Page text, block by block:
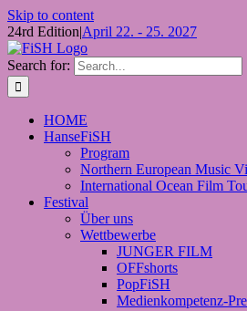
Skip to content
24rd Edition|April 22. - 25. 2027
Search for:
HOME
HanseFiSH
Program
Northern European Music
International Ocean Film
Festival
Über uns
Wettbewerbe
JUNGER FILM
OFFshorts
PopFiSH
Medienkompetenz-